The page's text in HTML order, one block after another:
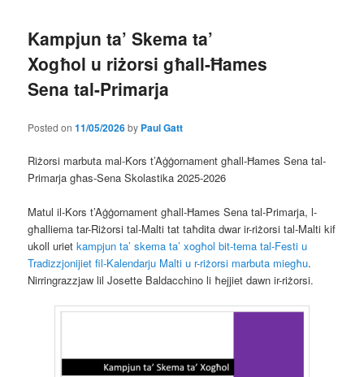
Kampjun ta’ Skema ta’
Xogħol u riżorsi għall-Ħames
Sena tal-Primarja
Posted on11/05/2026by Paul Gatt
Riżorsi marbuta mal-Kors t’Aġġornament għall-Ħames Sena tal-
Primarja għas-Sena Skolastika 2025-2026
Matul il-Kors t’Aġġornament għall-Ħames Sena tal-Primarja, l-
għalliema tar-Riżorsi tal-Malti tat taħdita dwar ir-riżorsi tal-Malti kif
ukoll urietkampjun ta’ skema ta’ xogħol bit-tema tal-Festi u
Tradizzjonijiet fil-Kalendarju Malti u r-riżorsi marbuta miegħu.
Nirringrazzjaw lil Josette Baldacchino li ħejjiet dawn ir-riżorsi.